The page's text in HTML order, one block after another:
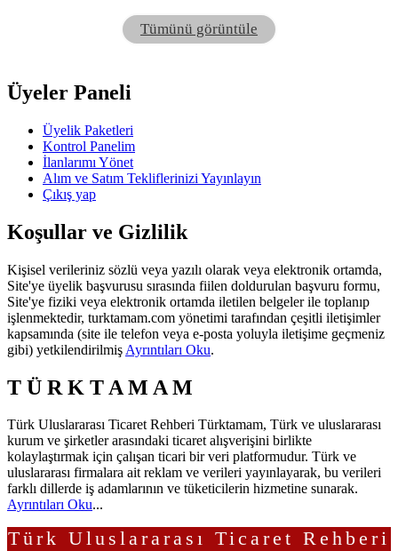
Tümünü görüntüle
Üyeler Paneli
Üyelik Paketleri
Kontrol Panelim
İlanlarımı Yönet
Alım ve Satım Tekliflerinizi Yayınlayın
Çıkış yap
Koşullar ve Gizlilik
Kişisel verileriniz sözlü veya yazılı olarak veya elektronik ortamda,
Site'ye üyelik başvurusu sırasında fiilen doldurulan başvuru formu,
Site'ye fiziki veya elektronik ortamda iletilen belgeler ile toplanıp
işlenmektedir, turktamam.com yönetimi tarafından çeşitli iletişimler
kapsamında (site ile telefon veya e-posta yoluyla iletişime geçmeniz
gibi) yetkilendirilmiş Ayrıntıları Oku.
T Ü R K T A M A M
Türk Uluslararası Ticaret Rehberi Türktamam, Türk ve uluslararası
kurum ve şirketler arasındaki ticaret alışverişini birlikte
kolaylaştırmak için çalışan ticari bir veri platformudur. Türk ve
uluslararası firmalara ait reklam ve verileri yayınlayarak, bu verileri
farklı dillerde iş adamlarının ve tüketicilerin hizmetine sunarak.
Ayrıntıları Oku...
Türk Uluslararası Ticaret Rehberi